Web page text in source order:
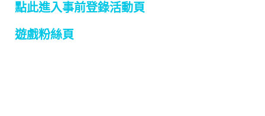
點此進入事前登錄活動頁
遊戲粉絲頁